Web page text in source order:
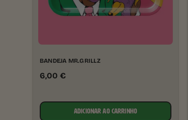
BANDEJA MR.GRILLZ
6,00 €
ADICIONAR AO CARRINHO